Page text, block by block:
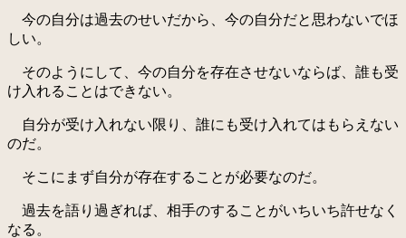
今の自分は過去のせいだから、今の自分だと思わないでほ
しい。
そのようにして、今の自分を存在させないならば、誰も受
け入れることはできない。
自分が受け入れない限り、誰にも受け入れてはもらえない
のだ。
そこにまず自分が存在することが必要なのだ。
過去を語り過ぎれば、相手のすることがいちいち許せなく
なる。